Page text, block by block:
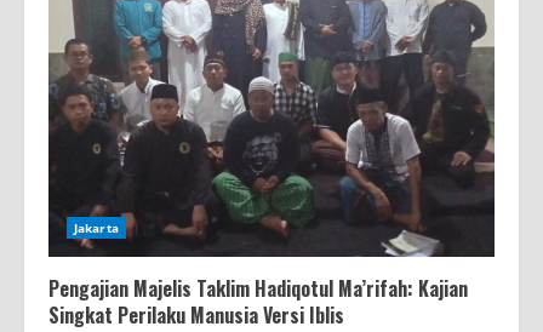
Jakarta
Pengajian Majelis Taklim Hadiqotul Ma’rifah: Kajian
Singkat Perilaku Manusia Versi Iblis